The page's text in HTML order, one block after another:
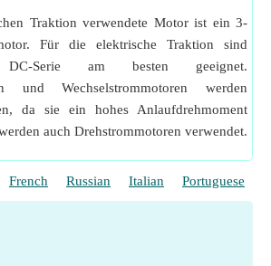
Traktion verwendete Motor ist ein 3-
Für die elektrische Traktion sind
Serie am besten geeignet.
und Wechselstrommotoren werden
da sie ein hohes Anlaufdrehmoment
auch Drehstrommotoren verwendet.
French Russian Italian Portuguese